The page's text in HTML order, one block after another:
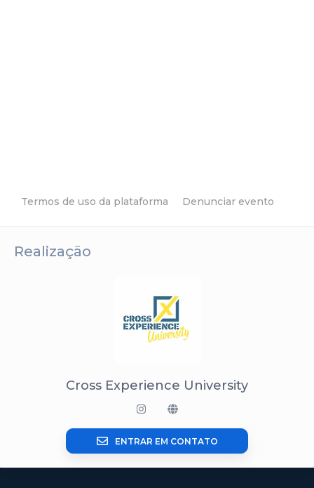
Termos de uso da plataforma Denunciar evento
Realização
Cross Experience University
ENTRAR EM CONTATO